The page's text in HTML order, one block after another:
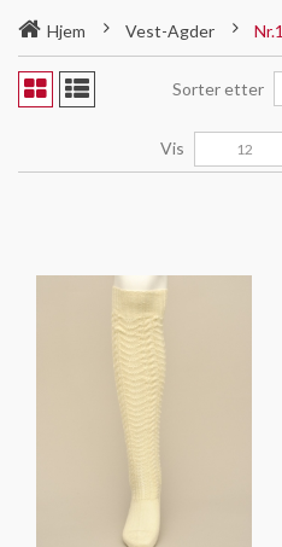
Hjem Vest-Agder Nr.1
Sorter etter
Vis
VIS